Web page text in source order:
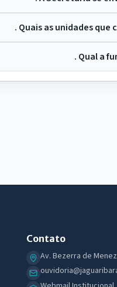
. Quais as unidades
. Qual a
Contato
Av. Bezerra de